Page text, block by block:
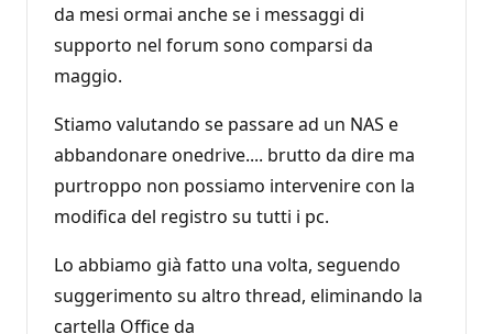
da mesi ormai anche se i messaggi di
supporto nel forum sono comparsi da
maggio.
Stiamo valutando se passare ad un NAS e
abbandonare onedrive.... brutto da dire ma
purtroppo non possiamo intervenire con la
modifica del registro su tutti i pc.
Lo abbiamo già fatto una volta, seguendo
suggerimento su altro thread, eliminando la
cartella Office da